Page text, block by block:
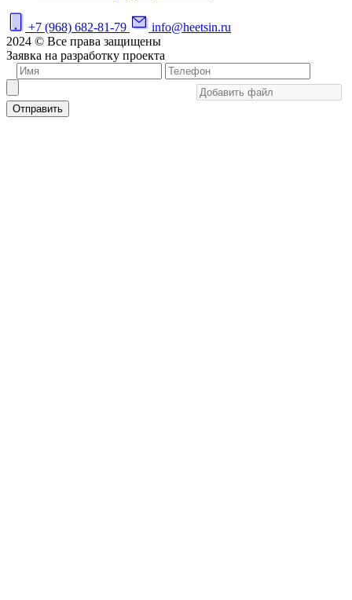
+7 (968) 682-81-79
info@heetsin.ru
2024 © Все права защищены
Заявка на разработку проекта
Отправить